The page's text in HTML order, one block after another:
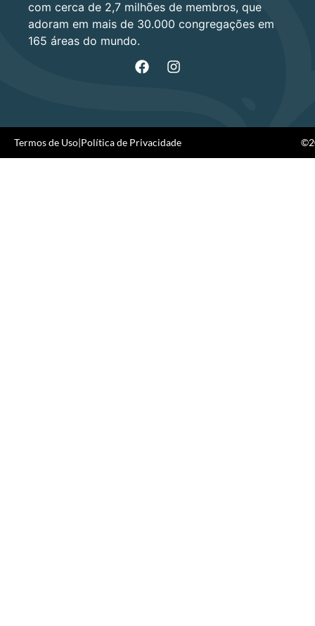
com cerca de 2,7 milhões de membros, que
adoram em mais de 30.000 congregações em
165 áreas do mundo.
Termos de Uso|Política de Privacidade